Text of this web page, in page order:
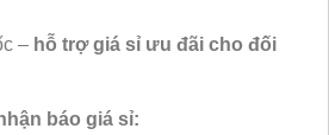
– hỗ trợ giá sỉ ưu đãi cho đối
báo giá sỉ: